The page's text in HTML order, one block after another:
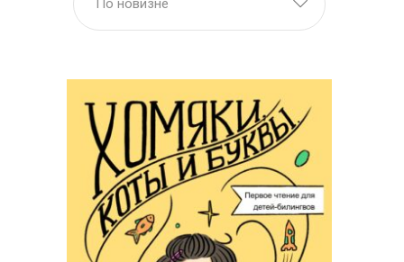
По новизне